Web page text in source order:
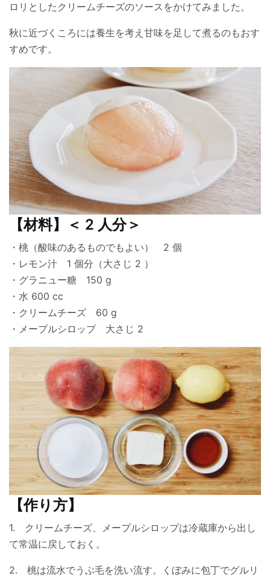
ロリとしたクリームチーズのソースをかけてみました。
秋に近づくころには養生を考え甘味を足して煮るのもおす
すめです。
【材料】＜ 2 人分＞
・桃（酸味のあるものでもよい） 2 個
・レモン汁 1 個分（大さじ 2 ）
・グラニュー糖 150 g
・水 600 cc
・クリームチーズ 60 g
・メープルシロップ 大さじ 2
【作り方】
1. クリームチーズ、メープルシロップは冷蔵庫から出し
て常温に戻しておく。
2. 桃は流水でうぶ毛を洗い流す。くぼみに包丁でグルリ